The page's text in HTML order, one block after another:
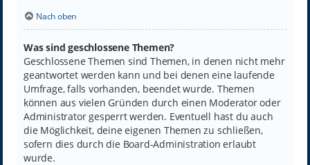
Nach oben
Was sind geschlossene Themen?
Geschlossene Themen sind Themen, in denen nicht mehr
geantwortet werden kann und bei denen eine laufende
Umfrage, falls vorhanden, beendet wurde. Themen
können aus vielen Gründen durch einen Moderator oder
Administrator gesperrt werden. Eventuell hast du auch
die Möglichkeit, deine eigenen Themen zu schließen,
sofern dies durch die Board-Administration erlaubt
wurde.